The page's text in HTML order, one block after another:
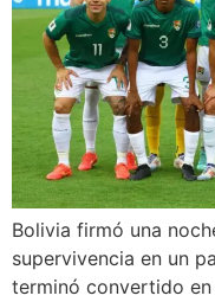
Bolivia firmó una
supervivencia en un
terminó convertido